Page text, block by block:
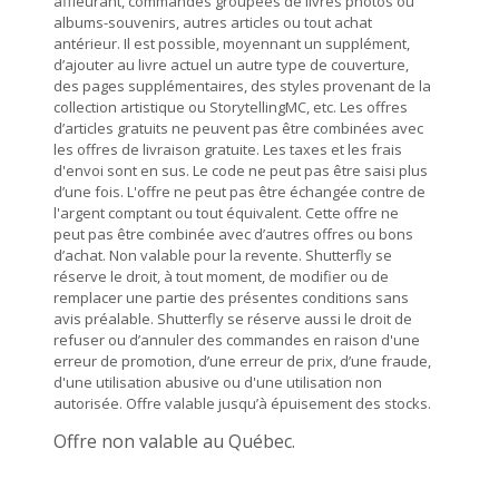
albums-souvenirs, autres articles ou tout achat
antérieur. Il est possible, moyennant un supplément,
d’ajouter au livre actuel un autre type de couverture,
des pages supplémentaires, des styles provenant de la
collection artistique ou StorytellingMC, etc. Les offres
d’articles gratuits ne peuvent pas être combinées avec
les offres de livraison gratuite. Les taxes et les frais
d'envoi sont en sus. Le code ne peut pas être saisi plus
d’une fois. L'offre ne peut pas être échangée contre de
l'argent comptant ou tout équivalent. Cette offre ne
peut pas être combinée avec d’autres offres ou bons
d’achat. Non valable pour la revente. Shutterfly se
réserve le droit, à tout moment, de modifier ou de
remplacer une partie des présentes conditions sans
avis préalable. Shutterfly se réserve aussi le droit de
refuser ou d’annuler des commandes en raison d'une
erreur de promotion, d’une erreur de prix, d’une fraude,
d'une utilisation abusive ou d'une utilisation non
autorisée. Offre valable jusqu’à épuisement des stocks.
Offre non valable au Québec.